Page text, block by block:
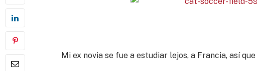
Mi ex novia se fue a estudiar lejos, a Francia, así